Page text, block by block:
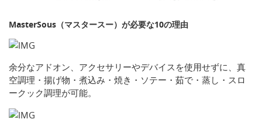
MasterSous（マスタースー）が必要な10の理由
余分なアドオン、アクセサリーやデバイスを使用せずに、真
空調理・揚げ物・煮込み・焼き・ソテー・茹で・蒸し・スロ
ークック調理が可能。